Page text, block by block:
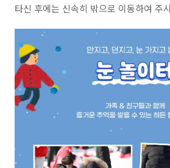
타신 후에는 신속히 밖으로 이동하여 주